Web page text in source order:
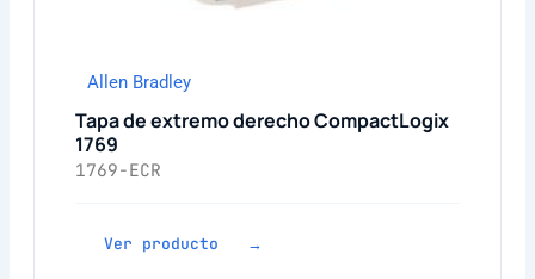
Allen Bradley
Tapa de extremo derecho CompactLogix
1769
1769-ECR
Ver producto →